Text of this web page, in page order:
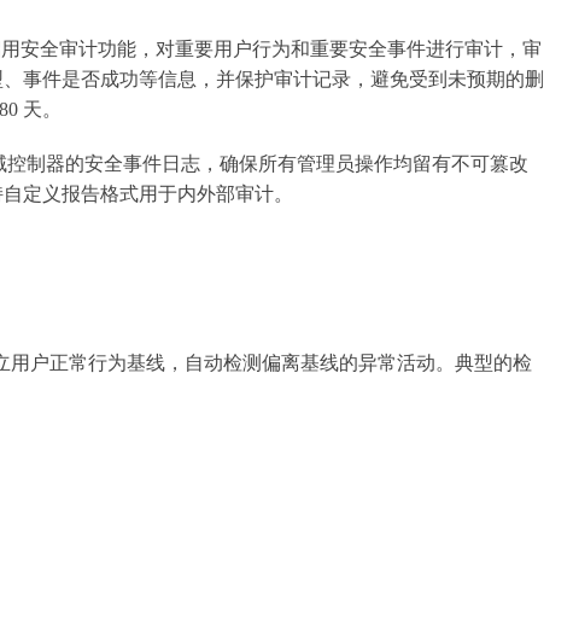
安全审计功能，对重要用户行为和重要安全事件进行审计，审
事件是否成功等信息，并保护审计记录，避免受到未预期的删
天。
控制器的安全事件日志，确保所有管理员操作均留有不可篡改
定义报告格式用于内外部审计。
户正常行为基线，自动检测偏离基线的异常活动。典型的检